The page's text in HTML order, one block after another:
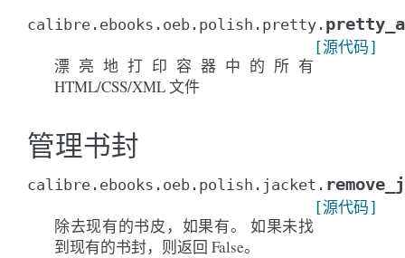
calibre.ebooks.oeb.polish.pretty.
[源代码]
漂亮地打印容器中的所有
HTML/CSS/XML 文件
管理书封
calibre.ebooks.oeb.polish.jacket.
[源代码]
除去现有的书皮，如果有。 如果未找
到现有的书封，则返回 False。